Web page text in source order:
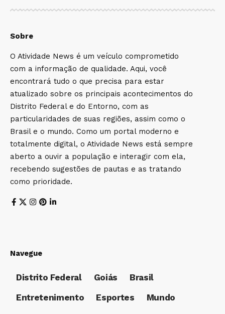
Sobre
O Atividade News é um veículo comprometido
com a informação de qualidade. Aqui, você
encontrará tudo o que precisa para estar
atualizado sobre os principais acontecimentos do
Distrito Federal e do Entorno, com as
particularidades de suas regiões, assim como o
Brasil e o mundo. Como um portal moderno e
totalmente digital, o Atividade News está sempre
aberto a ouvir a população e interagir com ela,
recebendo sugestões de pautas e as tratando
como prioridade.
Navegue
Distrito Federal Goiás
Brasil
Entretenimento
Esportes
Mundo